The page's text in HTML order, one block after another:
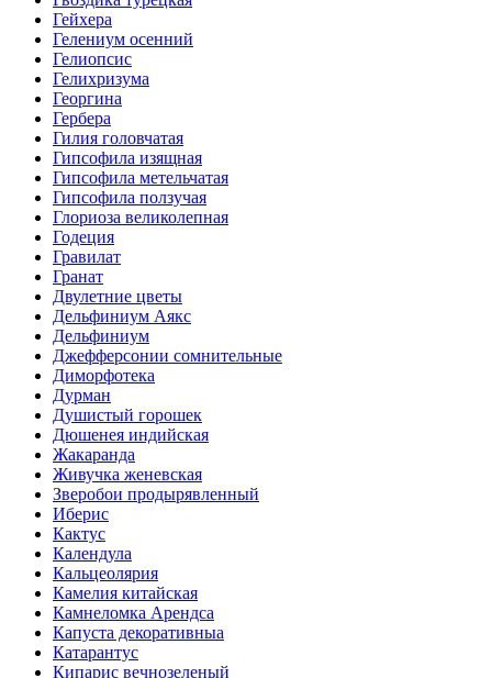
Гейхера
Гелениум осенний
Гелиопсис
Гелихризума
Георгина
Гербера
Гилия головчатая
Гипсофила изящная
Гипсофила метельчатая
Гипсофила ползучая
Глориоза великолепная
Годеция
Гравилат
Гранат
Двулетние цветы
Дельфиниум Аякс
Дельфиниум
Джефферсонии сомнительные
Диморфотека
Дурман
Душистый горошек
Дюшенея индийская
Жакаранда
Живучка женевская
Зверобои продырявленный
Иберис
Кактус
Календула
Кальцеолярия
Камелия китайская
Камнеломка Арендса
Капуста декоративныа
Катарантус
Кипарис вечнозеленый